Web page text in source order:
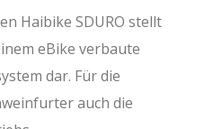
Haibike SDURO stellt
eBike verbaute
dar. Für die
auch die